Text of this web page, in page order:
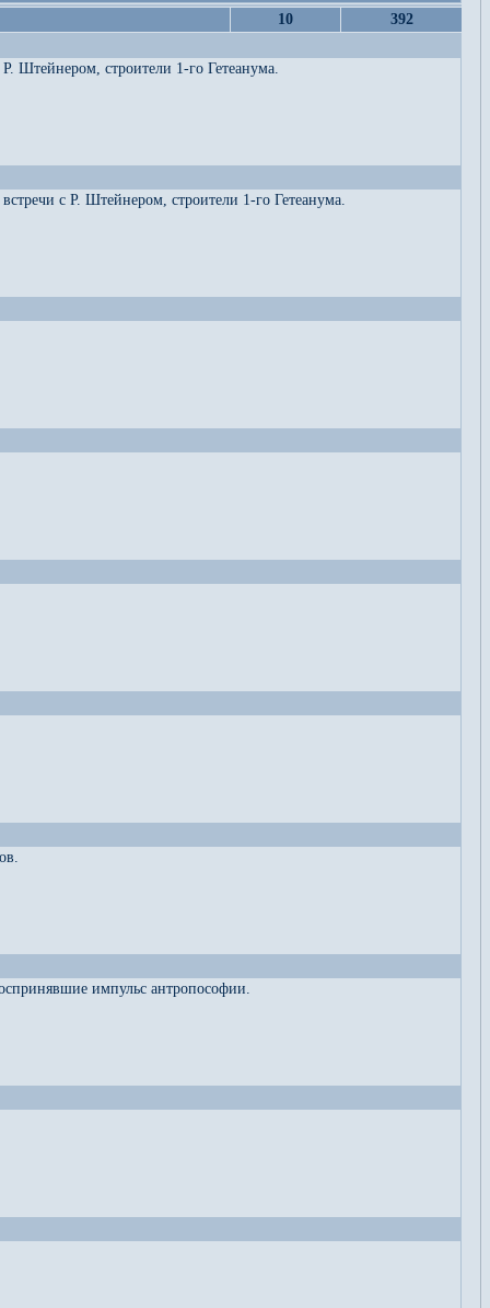
10
392
Штейнером, строители 1-го Гетеанума.
с Р. Штейнером, строители 1-го Гетеанума.
импульс антропософии.